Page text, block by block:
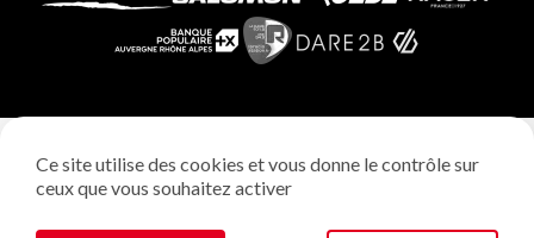
Ce site utilise des cookies et vous donne le contrôle sur
ceux que vous souhaitez activer